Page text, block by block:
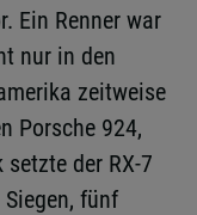
Ein Renner war
nur in den
zeitweise
Porsche 924,
der RX-7
fünf